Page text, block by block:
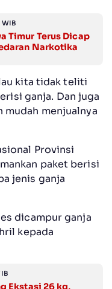
WIB
Timur Terus Dicap
Narkotika
kita tidak teliti
ganja. Dan juga
menjualnya
Provinsi
paket berisi
jenis ganja
dicampur ganja
kepada
Ekstasi 26 kg,